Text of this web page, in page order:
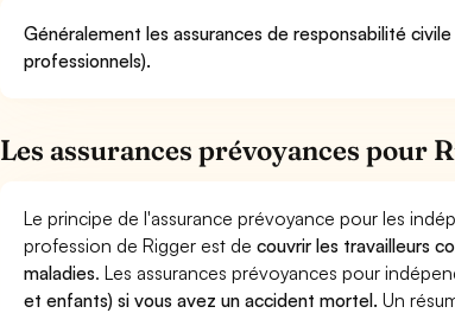
Généralement les assurances de responsabilité
professionnels).
Les assurances prévoyances pour
Le principe de l'assurance prévoyance pour les
profession de Rigger est decouvrir les travailleurs
maladies. Les assurances prévoyances pour
et enfants) si vous avez un accident mortel. Un